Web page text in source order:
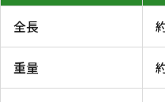
全長
重量